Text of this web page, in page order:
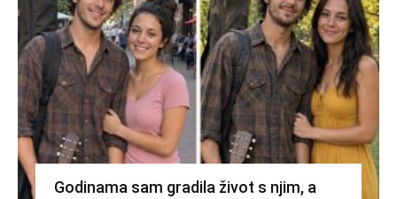
Godinama sam gradila život s njim, a